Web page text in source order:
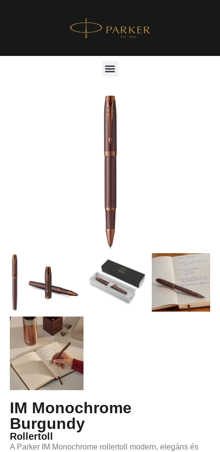
IM Monochrome
Burgundy
Rollertoll
A Parker IM Monochrome rollertoll modern, elegáns és